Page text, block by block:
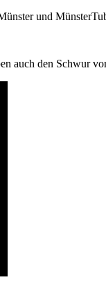
und
auch den Schwur